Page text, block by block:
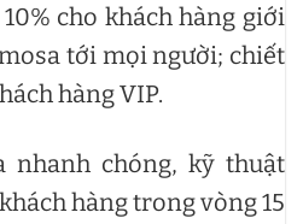
cho khách hàng giới
tới mọi người; chiết
hàng VIP.
nhanh chóng, kỹ thuật
hàng trong vòng 15